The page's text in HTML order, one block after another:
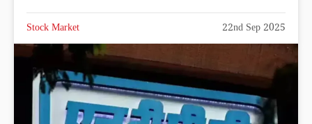
Stock Market 22nd Sep 2025